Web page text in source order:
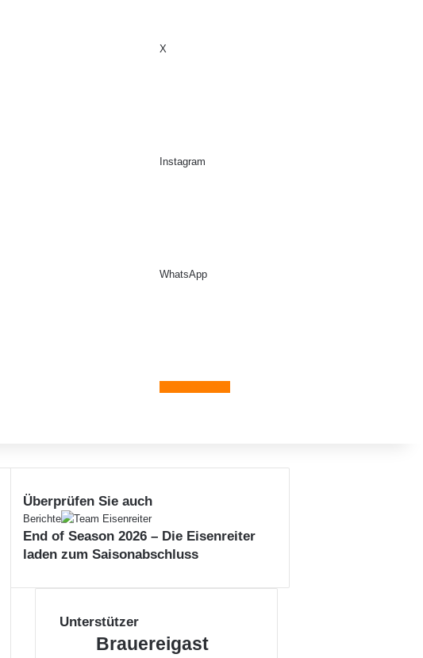
X
Instagram
WhatsApp
Überprüfen Sie auch
Schließen
Berichte
End of Season 2026 – Die Eisenreiter
laden zum Saisonabschluss
Unterstützer
Brauereigasthof
Brauereigast